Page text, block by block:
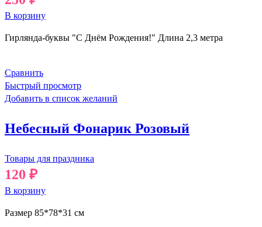
В корзину
Гирлянда-буквы "С Днём Рождения!" Длина 2,3 метра
Сравнить
Быстрый просмотр
Добавить в список желаний
Небесный Фонарик Розовый
Товары для праздника
120 ₽
В корзину
Размер 85*78*31 см